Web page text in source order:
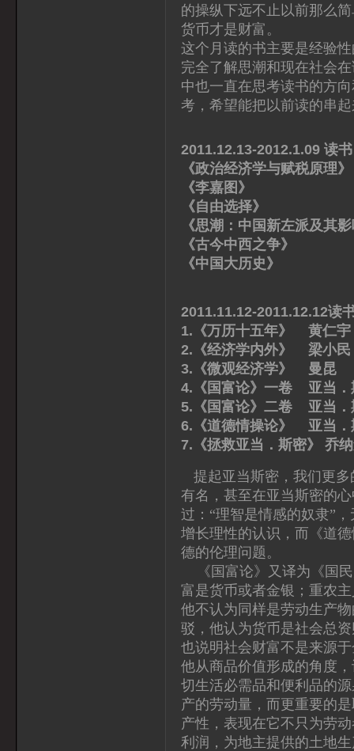
的操纵下远不止以前那么
货币才是财富。
这个月读的书主要是经验
完全了解思潮和现在社会
中也一直在思考读书的方
考，希望能把以前读的串
2011.12.13-2012.1.09 读书
《政治经济学与赋税原
《李嘉图》 黄
《自由选择》 弗
《思潮：中国新左派及其
《古今中西之争
《中国大历史》
2011.11.12-2011.12.12读
1.《万历十五年》 黄仁宇
2.《经济学内外》 梁小民
3.《微观经济学》 曼昆
4.《国富论》一卷 亚当．
5.《国富论》二卷 亚当．
6.《道德情操论》 亚当．
7.《拯救亚当．斯密》 乔
提起亚当斯密，我们更
有名，甚至在亚当斯密的
过：“理智是情感的奴隶”
增长理性的认识，而《道
德的伦理问题。
《国富论》又译为《国民
富是货币或者金银；重农
他不认为同样是劳动生产
驳，他认为货币是社会总
也说明社会财富不是来源
他从商品价值形成的角度
切生活必需品和便利品的
产的劳动量，而更重要的
产性，表现在它不只为劳
利润，为地主提供的土地